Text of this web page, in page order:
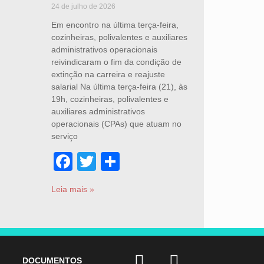
24 de julho de 2026
Em encontro na última terça-feira,
cozinheiras, polivalentes e auxiliares
administrativos operacionais
reivindicaram o fim da condição de
extinção na carreira e reajuste
salarial Na última terça-feira (21), às
19h, cozinheiras, polivalentes e
auxiliares administrativos
operacionais (CPAs) que atuam no
serviço
Facebook
Twitter
Leia mais »
DOCUMENTOS